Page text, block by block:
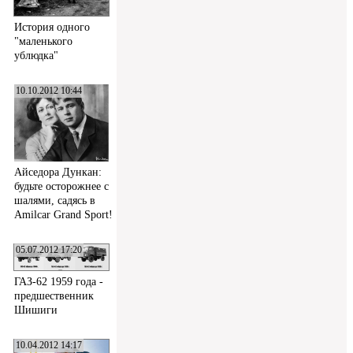
История одного
"маленького
ублюдка"
10.10.2012 10:44
Айседора Дункан:
будьте осторожнее с
шалями, садясь в
Amilcar Grand Sport!
05.07.2012 17:20
ГАЗ-62 1959 года -
предшественник
Шишиги
10.04.2012 14:17